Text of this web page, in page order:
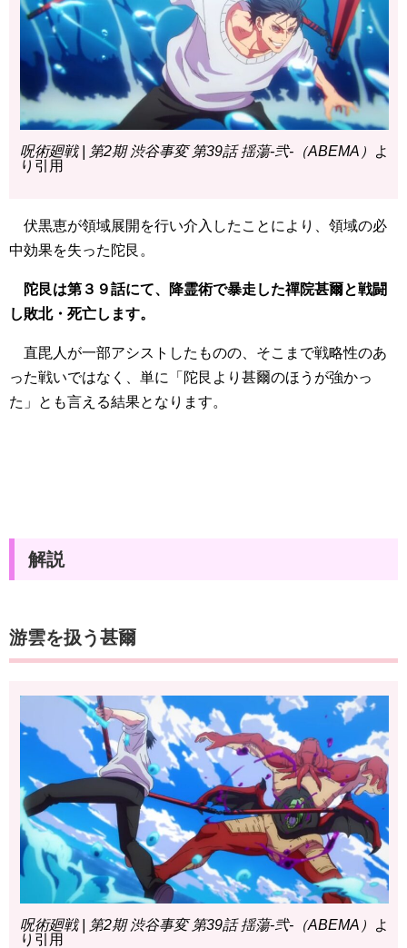
呪術廻戦 | 第2期 渋谷事変 第39話 揺蕩-弐-（ABEMA）
よ
り引用
伏黒恵が領域展開を行い介入したことにより、領域の必
中効果を失った陀艮。
陀艮は第３９話にて、降霊術で暴走した禪院甚爾と戦闘
し敗北・死亡します。
直毘人が一部アシストしたものの、そこまで戦略性のあ
った戦いではなく、単に「陀艮より甚爾のほうが強かっ
た」とも言える結果となります。
解説
游雲を扱う甚爾
呪術廻戦 | 第2期 渋谷事変 第39話 揺蕩-弐-（ABEMA）
よ
り引用